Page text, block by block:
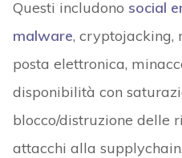
Questi includono social
malware, cryptojacking,
posta elettronica,
disponibilità con
blocco/distruzione delle
attacchi alla